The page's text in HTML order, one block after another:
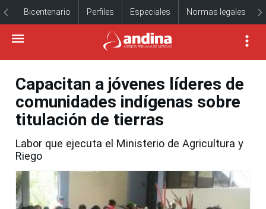
Bicentenario Perfiles Especiales Normas legales
Capacitan a jóvenes líderes de
comunidades indígenas sobre
titulación de tierras
Labor que ejecuta el Ministerio de Agricultura y
Riego